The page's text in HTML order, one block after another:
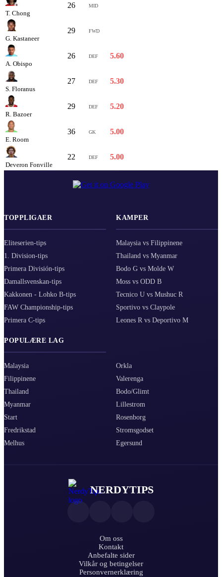
T. Chong
26 MID
G. Kastaneer
29 FWD
A. Obispo
26 DEF 5.60
S. Floranus
27 DEF 5.30
R. Bazoer
29 DEF 5.20
E. Room
36 GK 5.00
Deveron Fonville
22 DEF 5.00
TOPPLIGAER
Eliteserien-tips
1. Division-tips
Primera División-tips
Damallsvenskan-tips
Kakkonen - Lohko B-tips
FAW Championship-tips
Primera C-tips
KAMPER
Malaysia vs Filippinene
Thailand vs Myanmar
Bodo G vs Molde W
Moss vs ODD B
Tecnico U vs Mushuc R
Sportivo vs Claypole
Leones R vs Deportivo M
POPULÆRE LAG
Malaysia
Filippinene
Thailand
Myanmar
Start
Fredrikstad
Melhus
Orkla
Valerenga
Bodo/Glimt
Lillestrom
Rosenborg
Stromsgodset
Egersund
NERDYTIPS
Om oss
Kontakt
Anbefalte sider
Vilkår og betingelser
Personvernerklæring